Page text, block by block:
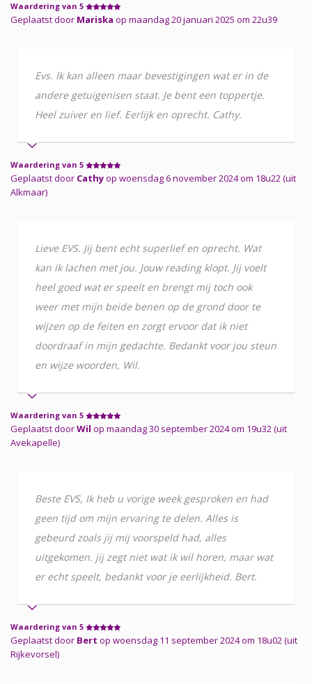
Waardering van 5
Geplaatst door Mariska op maandag 20 januari 2025 om 22u39
Evs. Ik kan alleen maar bevestigingen wat er in de
andere getuigenisen staat. Je bent een toppertje.
Heel zuiver en lief. Eerlijk en oprecht. Cathy.
Waardering van 5
Geplaatst door Cathyop woensdag 6 november 2024 om 18u22 (uit
Alkmaar)
Lieve EVS. Jij bent echt superlief en oprecht. Wat
kan ik lachen met jou. Jouw reading klopt. Jij voelt
heel goed wat er speelt en brengt mij toch ook
weer met mijn beide benen op de grond door te
wijzen op de feiten en zorgt ervoor dat ik niet
doordraaf in mijn gedachte. Bedankt voor jou steun
en wijze woorden, Wil.
Waardering van 5
Geplaatst doorWil op maandag 30 september 2024 om 19u32 (uit
Avekapelle)
Beste EVS, Ik heb u vorige week gesproken en had
geen tijd om mijn ervaring te delen. Alles is
gebeurd zoals jij mij voorspeld had, alles
uitgekomen. jij zegt niet wat ik wil horen, maar wat
er echt speelt, bedankt voor je eerlijkheid. Bert.
Waardering van 5
Geplaatst door Bert op woensdag 11 september 2024 om 18u02 (uit
Rijkevorsel)